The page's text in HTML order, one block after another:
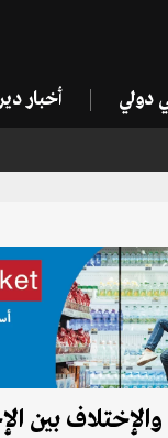
دولي أخبار
بين